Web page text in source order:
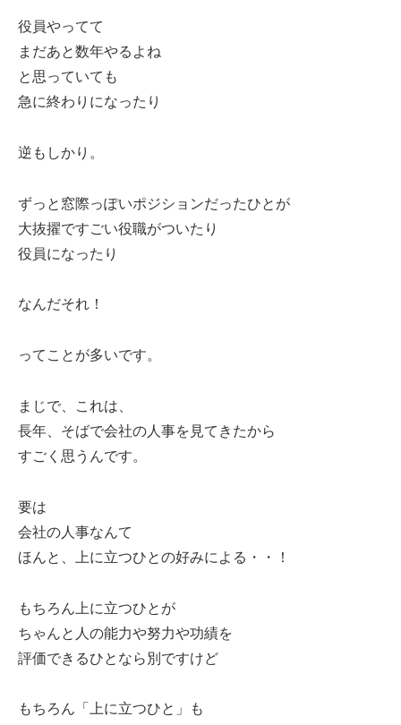
役員やってて
まだあと数年やるよね
と思っていても
急に終わりになったり
逆もしかり。
ずっと窓際っぽいポジションだったひとが
大抜擢ですごい役職がついたり
役員になったり
なんだそれ！
ってことが多いです。
まじで、これは、
長年、そばで会社の人事を見てきたから
すごく思うんです。
要は
会社の人事なんて
ほんと、上に立つひとの好みによる・・！
もちろん上に立つひとが
ちゃんと人の能力や努力や功績を
評価できるひとなら別ですけど
もちろん「上に立つひと」も